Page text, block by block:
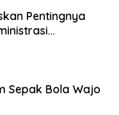
Pentingnya
Sepak Bola Wajo